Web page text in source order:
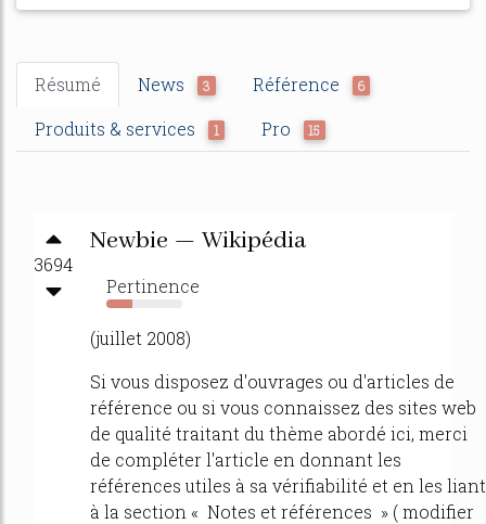
Résumé News 3 Référence 6
Produits & services 1 Pro 15
3694
Newbie — Wikipédia
Pertinence
34%
(juillet 2008)
Si vous disposez d'ouvrages ou d'articles de
référence ou si vous connaissez des sites web
de qualité traitant du thème abordé ici, merci
de compléter l'article en donnant les
références utiles à sa vérifiabilité et en les liant
à la section « Notes et références » ( modifier